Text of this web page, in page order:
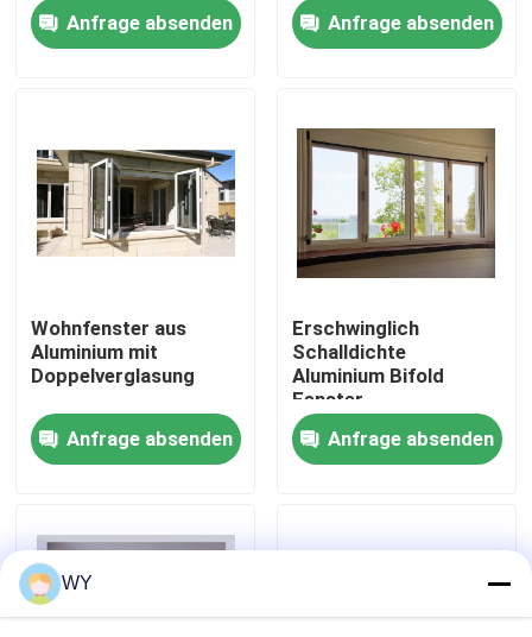
Produkte
Über uns
Fabrik-Ausflug
Qualitätskontrolle
Treten Sie mit uns in Verbindung
Fenster aus Aluminium
Aluminium-Zweifachfenster
Anfrage absenden
Anfrage absenden
Wohnfenster aus
Aluminium mit
Doppelverglasung
Anfrage absenden
Erschwinglich
Schalldichte
Aluminium Bifold
Fenster
Hochsicherheit
Doppelverglasung
Anfrage absenden
WY